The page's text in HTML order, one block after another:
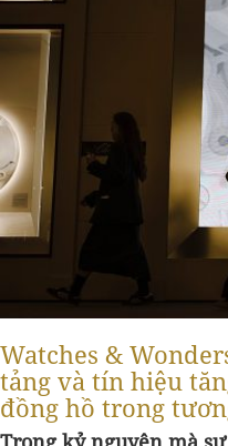
Watches &
tảng và tín hiệu
đồng hồ trong